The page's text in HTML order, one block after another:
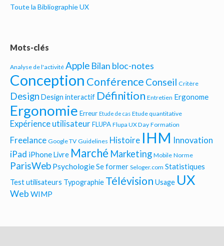
Toute la Bibliographie UX
Mots-clés
Analyse de l'activité Apple Bilan bloc-notes
Conception Conférence Conseil Critère
Design Design interactif Définition Entretien Ergonome
Ergonomie Erreur Etude de cas Etude quantitative
Expérience utilisateur FLUPA Flupa UX Day Formation
Freelance Google TV Guidelines Histoire IHM Innovation
iPad iPhoneLivre Marché Marketing Mobile Norme
ParisWeb PsychologieSe former Seloger.com Statistiques
Test utilisateurs Typographie Télévision Usage UX
Web WIMP